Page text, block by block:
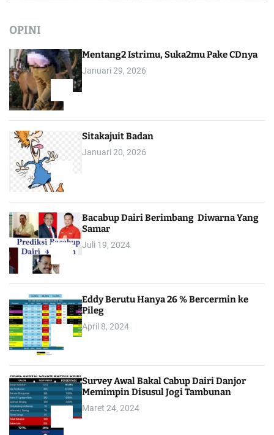
OPINI
Mentang2 Istrimu, Suka2mu Pake CDnya
Januari 29, 2026
Sitakajuit Badan
Januari 20, 2026
Bacabup Dairi Berimbang Diwarna Yang
Samar
Juli 19, 2024
Eddy Berutu Hanya 26 % Bercermin ke
Pileg
April 8, 2024
Survey Awal Bakal Cabup Dairi Danjor
Memimpin Disusul Jogi Tambunan
Maret 24, 2024